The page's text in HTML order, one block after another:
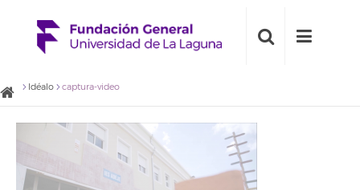
Idéalo captura-video